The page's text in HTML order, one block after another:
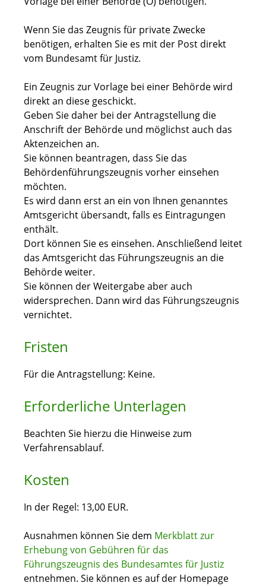
Wenn Sie das Zeugnis für private Zwecke
benötigen, erhalten Sie es mit der Post direkt
vom Bundesamt für Justiz.
Ein Zeugnis zur Vorlage bei einer Behörde wird
direkt an diese geschickt.
Geben Sie daher bei der Antragstellung die
Anschrift der Behörde und möglichst auch das
Aktenzeichen an.
Sie können beantragen, dass Sie das
Behördenführungszeugnis vorher einsehen
möchten.
Es wird dann erst an ein von Ihnen genanntes
Amtsgericht übersandt, falls es Eintragungen
enthält.
Dort können Sie es einsehen. Anschließend leitet
das Amtsgericht das Führungszeugnis an die
Behörde weiter.
Sie können der Weitergabe aber auch
widersprechen. Dann wird das Führungszeugnis
vernichtet.
Fristen
Für die Antragstellung: Keine.
Erforderliche Unterlagen
Beachten Sie hierzu die Hinweise zum
Verfahrensablauf.
Kosten
In der Regel: 13,00 EUR.
Ausnahmen können Sie dem Merkblatt zur
Erhebung von Gebühren für das
Führungszeugnis des Bundesamtes für Justiz
entnehmen. Sie können es auf der Homepage